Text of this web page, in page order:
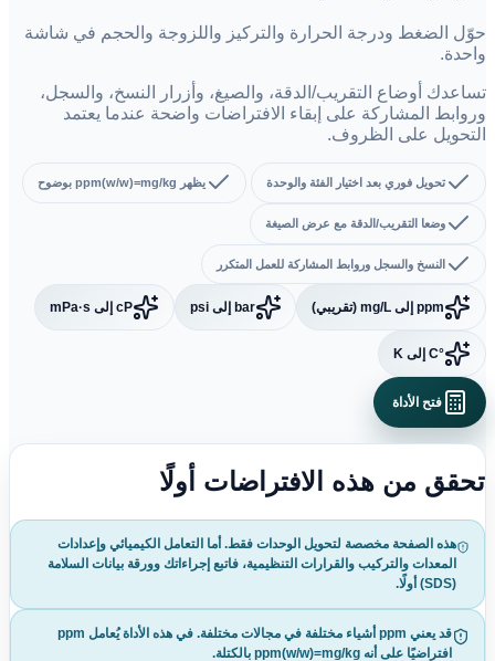
حوّل الضغط ودرجة الحرارة والتركيز واللزوجة والحجم في شاشة
واحدة.
تساعدك أوضاع التقريب/الدقة، والصيغ، وأزرار النسخ، والسجل،
وروابط المشاركة على إبقاء الافتراضات واضحة عندما يعتمد
التحويل على الظروف.
تحويل فوري بعد اختيار الفئة والوحدة يظهر ppm(w/w)=mg/kg بوضوح
وضعا التقريب/الدقة مع عرض الصيغة
النسخ والسجل وروابط المشاركة للعمل المتكرر
ppm إلى mg/L (تقريبي) bar إلى psi cP إلى mPa·s
°C إلى K
فتح الأداة
تحقق من هذه الافتراضات أولًا
هذه الصفحة مخصصة لتحويل الوحدات فقط. أما التعامل الكيميائي وإعدادات
المعدات والتركيب والقرارات التنظيمية، فاتبع إجراءاتك وورقة بيانات السلامة
(SDS) أولًا.
قد يعني ppm أشياء مختلفة في مجالات مختلفة. في هذه الأداة يُعامل ppm
افتراضيًا على أنه ppm(w/w)=mg/kg بالكتلة.